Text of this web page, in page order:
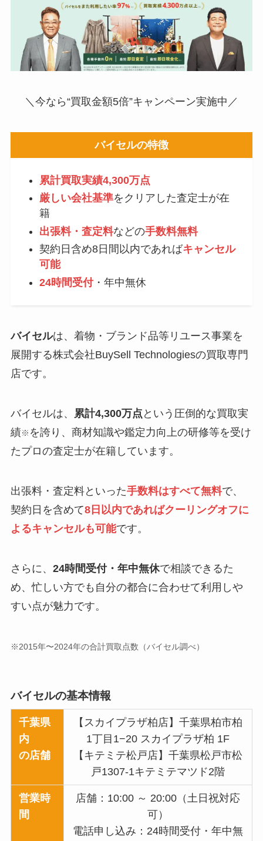
＼今なら“買取金額5倍”キャンペーン実施中／
バイセルの特徴
累計買取実績4,300万点
厳しい会社基準をクリアした査定士が在
籍
出張料・査定料などの手数料無料
契約日含め8日間以内であればキャンセル
可能
24時間受付・年中無休
バイセルは、着物・ブランド品等リユース事業を
展開する株式会社BuySell Technologiesの買取専門
店です。
バイセルは、 累計4,300万点 という圧倒的な買取実
績※ を誇り、商材知識や鑑定力向上の研修等を受け
たプロの査定士が在籍しています。
出張料・査定料といった手数料はすべて無料で、
契約日を含めて8日以内であればクーリングオフに
よるキャンセルも可能です。
さらに、 24時間受付・年中無休で相談できるた
め、忙しい方でも自分の都合に合わせて利用しや
すい点が魅力です。
※2015年〜2024年の合計買取点数（バイセル調べ）
バイセルの基本情報
千葉県
内
の店舗
【スカイプラザ柏店】千葉県柏市柏
1丁目1−20 スカイプラザ柏 1F
【キテミテ松戸店】千葉県松戸市松
戸1307-1キテミテマツド2階
営業時
間
店舗：10:00 ～ 20:00（土日祝対応
可）
電話申し込み：24時間受付・年中無